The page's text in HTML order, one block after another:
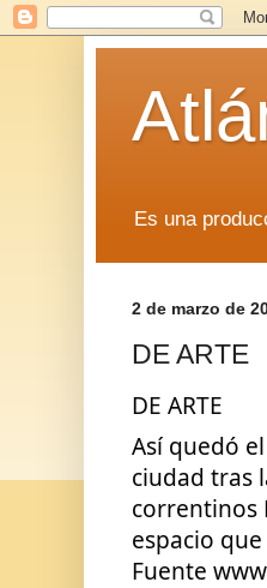
Es una
2 de marzo de
DE ARTE
DE ARTE
Así quedó
ciudad tras
correntinos
espacio
Fuente